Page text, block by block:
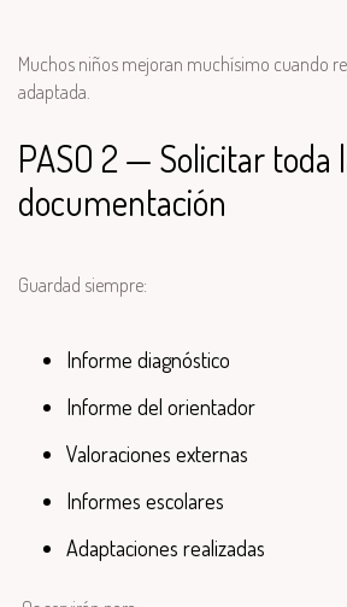
Muchos niños mejoran muchísimo cuando
adaptada.
PASO 2 — Solicitar toda
documentación
Guardad siempre:
Informe diagnóstico
Informe del orientador
Valoraciones externas
Informes escolares
Adaptaciones realizadas